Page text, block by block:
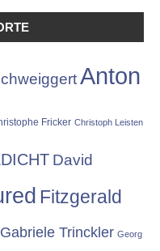
Anton
Fricker Christoph Leisten
David
Fitzgerald
Gabriele Trinckler Georg